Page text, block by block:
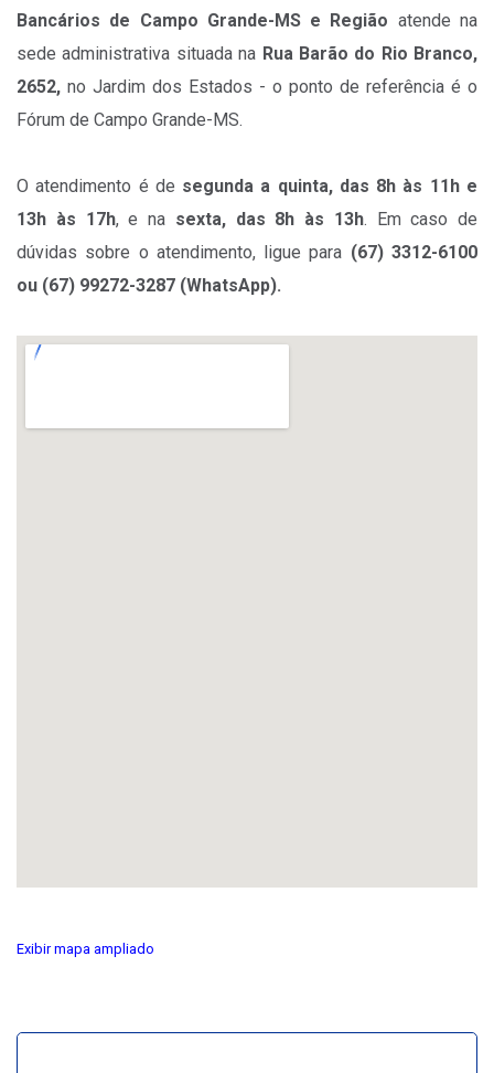
Bancários de Campo Grande-MS e Região atende na
sede administrativa situada na Rua Barão do Rio Branco,
2652, no Jardim dos Estados - o ponto de referência é o
Fórum de Campo Grande-MS.
O atendimento é de segunda a quinta, das 8h às 11h e
13h às 17h, e na sexta, das 8h às 13h. Em caso de
dúvidas sobre o atendimento, ligue para (67) 3312-6100
ou (67) 99272-3287 (WhatsApp).
Exibir mapa ampliado